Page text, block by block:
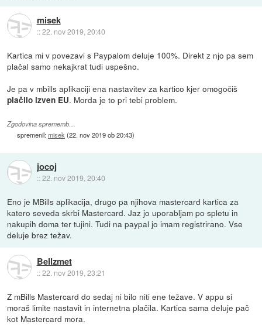
misek
::22. nov 2019, 20:40
Kartica mi v povezavi s Paypalom deluje 100%. Direkt z njo pa sem
plačal samo nekajkrat tudi uspešno.
Je pa v mbills aplikaciji ena nastavitev za kartico kjer omogočiš
plačilo izven EU. Morda je to pri tebi problem.
Zgodovina sprememb…
spremenil:misek (22. nov 2019 ob 20:43)
jocoj
::22. nov 2019, 20:40
Eno je MBills aplikacija, drugo pa njihova mastercard kartica za
katero seveda skrbi Mastercard. Jaz jo uporabljam po spletu in
nakupih doma ter tujini. Tudi na paypal jo imam registrirano. Vse
deluje brez težav.
Bellzmet
::22. nov 2019, 23:21
Z mBills Mastercard do sedaj ni bilo niti ene težave. V appu si
moraš limite nastavit in internetna plačila. Kartica sama deluje pač
kot Mastercard mora.